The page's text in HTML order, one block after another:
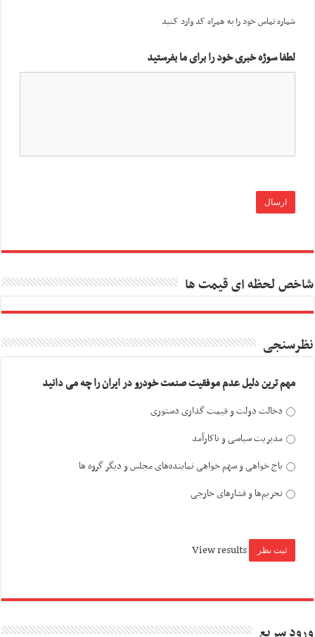
شماره تماس خود را به همراه کد وارد کنید
لطفا سوژه خبری خود را برای ما بفرستید
شاخص لحظه ای قیمت ها
نظرسنجی
مهم ترین دلیل عدم موفقیت صنعت خودرو در ایران را چه می دانید
دخالت دولت و قیمت گذاری دستوری
مدیریت سیاسی و ناکارآمد
باج خواهی و سهم خواهی نماینده‌های مجلس و دیگر گروه ها
تحریم‌ها و فشارهای خارجی
View results